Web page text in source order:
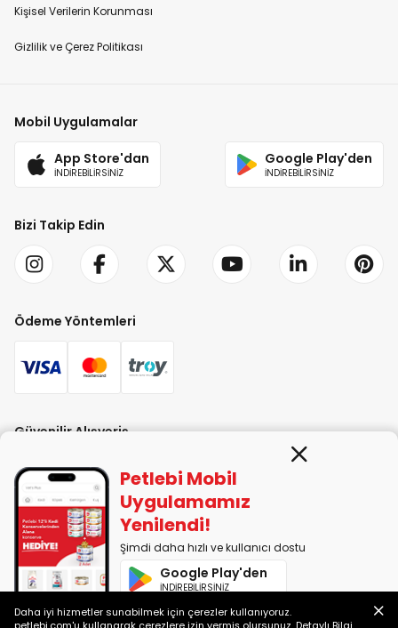
Kişisel Verilerin Korunması
Gizlilik ve Çerez Politikası
Mobil Uygulamalar
App Store'dan
İNDİREBİLİRSİNİZ
Google Play'den
İNDİREBİLİRSİNİZ
Bizi Takip Edin
Ödeme Yöntemleri
Güvenilir Alışveriş
PETLEBİ EVCİL HAYVAN ÜRÜNLERİ PAZ. SAN. TİC. LTD. ŞTİ. Alaşarköy Mah.
1. Alaşar Cad. No: 9 Osmangazi/Bursa
Petlebi Mobil
Uygulamamız
Yenilendi!
Şimdi daha hızlı ve kullanıcı dostu
Google Play'den
İNDİREBİLİRSİNİZ
App Store'dan
Daha iyi hizmetler sunabilmek için çerezler kullanıyoruz.